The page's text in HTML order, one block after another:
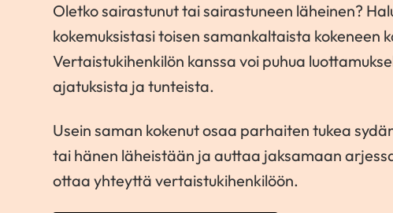
Oletko sairastunut tai sairastuneen läheinen?
kokemuksistasi toisen samankaltaista kokeneen
Vertaistukihenkilön kanssa voi puhua
ajatuksista ja tunteista.
Usein saman kokenut osaa parhaiten tukea
tai hänen läheistään ja auttaa jaksamaan
ottaa yhteyttä vertaistukihenkilöön.